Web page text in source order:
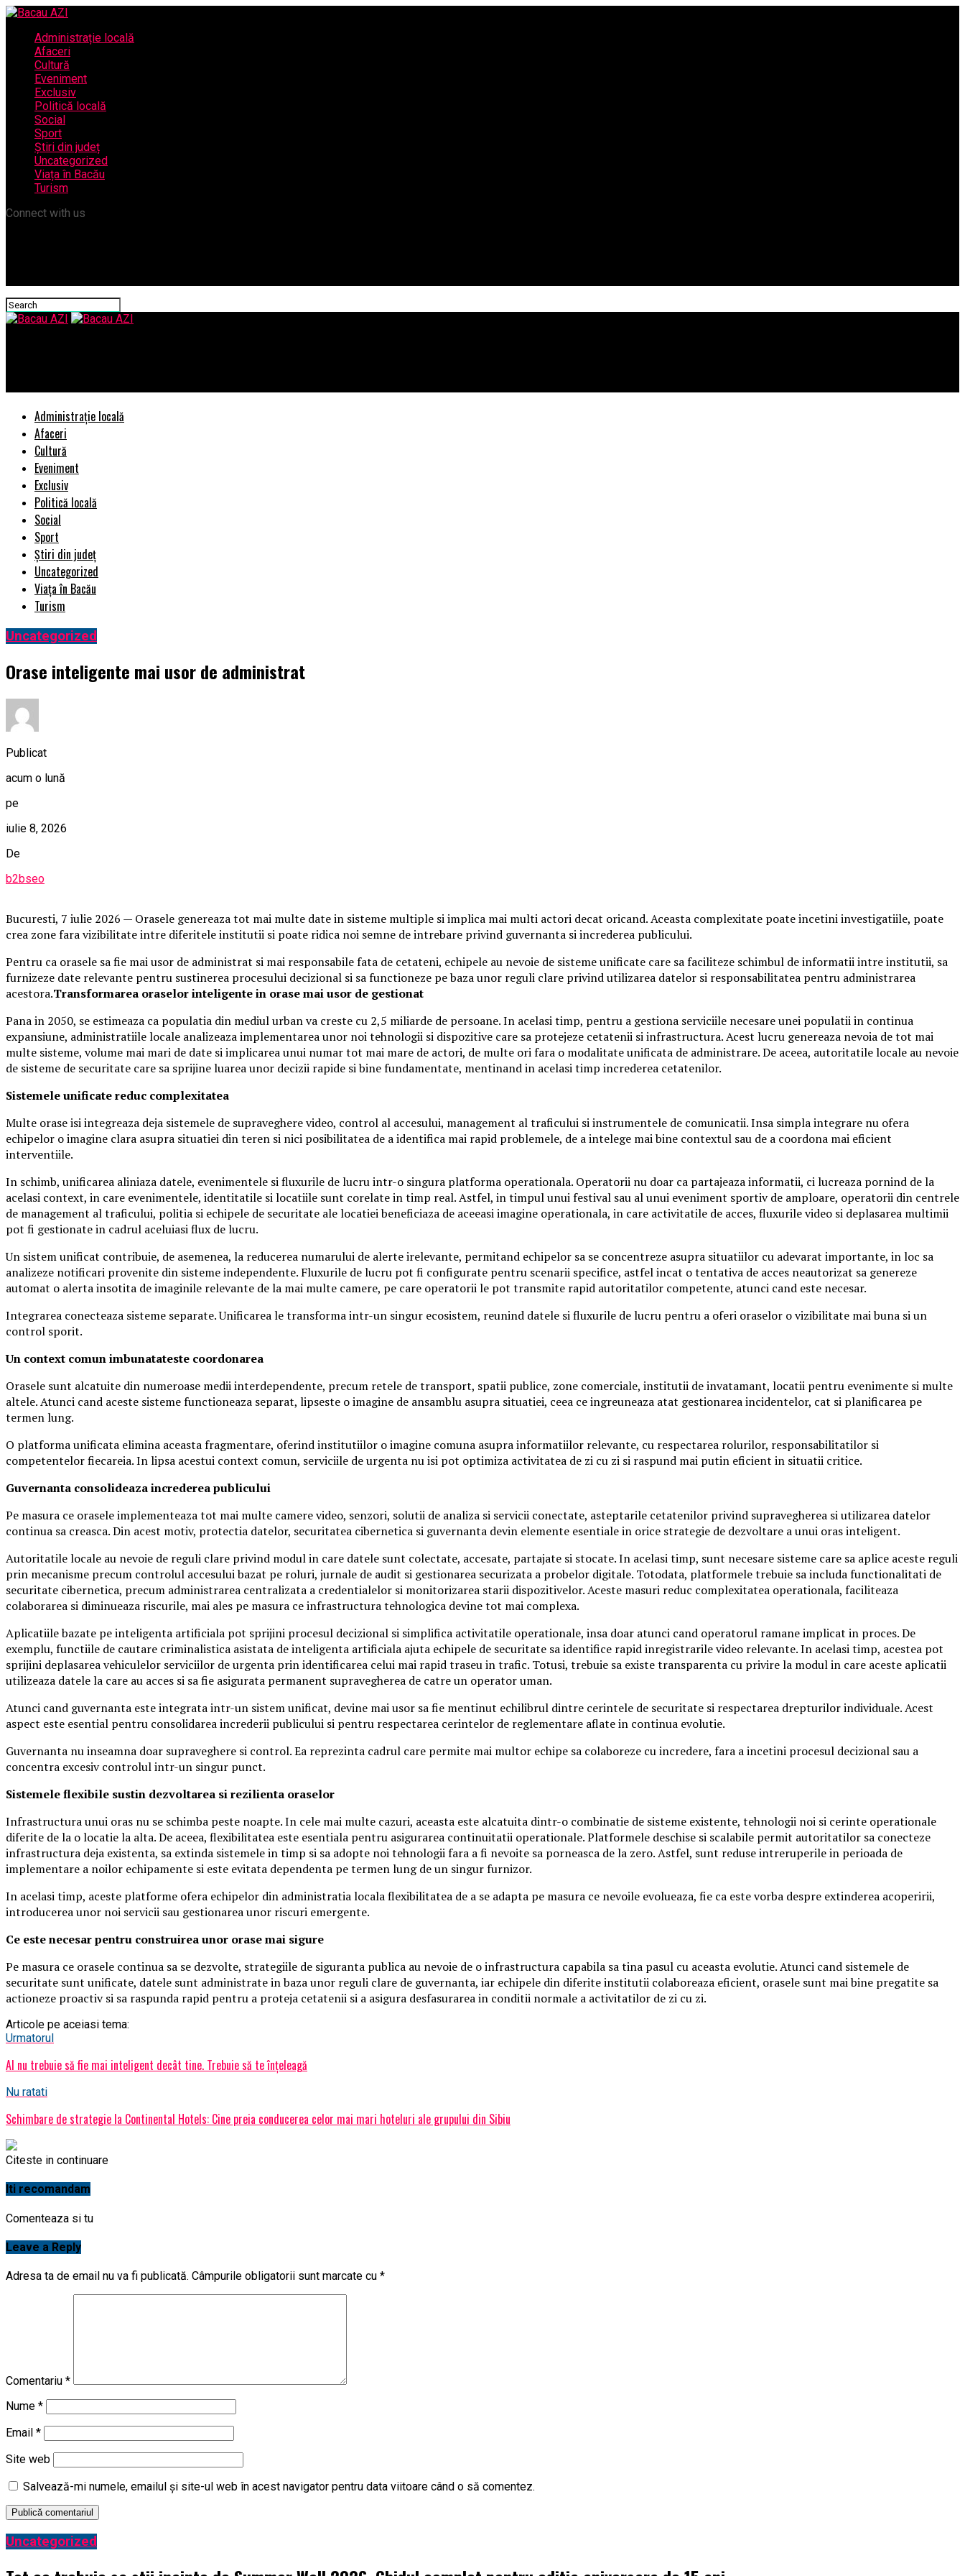
Administrație locală
Afaceri
Cultură
Eveniment
Exclusiv
Politică locală
Social
Sport
Știri din județ
Uncategorized
Viața în Bacău
Turism
Connect with us
Administrație locală
Afaceri
Cultură
Eveniment
Exclusiv
Politică locală
Social
Sport
Știri din județ
Uncategorized
Viața în Bacău
Turism
Uncategorized
Orase inteligente mai usor de administrat
Publicat
acum o lună
pe
iulie 8, 2026
De
b2bseo
Bucuresti, 7 iulie 2026 — Orasele genereaza tot mai multe date in sisteme multiple si implica mai multi actori decat oricand. Aceasta complexitate poate incetini investigatiile, poate
crea zone fara vizibilitate intre diferitele institutii si poate ridica noi semne de intrebare privind guvernanta si increderea publicului.
Pentru ca orasele sa fie mai usor de administrat si mai responsabile fata de cetateni, echipele au nevoie de sisteme unificate care sa faciliteze schimbul de informatii intre institutii, sa
furnizeze date relevante pentru sustinerea procesului decizional si sa functioneze pe baza unor reguli clare privind utilizarea datelor si responsabilitatea pentru administrarea
acestora.Transformarea oraselor inteligente in orase mai usor de gestionat
Pana in 2050, se estimeaza ca populatia din mediul urban va creste cu 2,5 miliarde de persoane. In acelasi timp, pentru a gestiona serviciile necesare unei populatii in continua
expansiune, administratiile locale analizeaza implementarea unor noi tehnologii si dispozitive care sa protejeze cetatenii si infrastructura. Acest lucru genereaza nevoia de tot mai
multe sisteme, volume mai mari de date si implicarea unui numar tot mai mare de actori, de multe ori fara o modalitate unificata de administrare. De aceea, autoritatile locale au nevoie
de sisteme de securitate care sa sprijine luarea unor decizii rapide si bine fundamentate, mentinand in acelasi timp increderea cetatenilor.
Sistemele unificate reduc complexitatea
Multe orase isi integreaza deja sistemele de supraveghere video, control al accesului, management al traficului si instrumentele de comunicatii. Insa simpla integrare nu ofera
echipelor o imagine clara asupra situatiei din teren si nici posibilitatea de a identifica mai rapid problemele, de a intelege mai bine contextul sau de a coordona mai eficient
interventiile.
In schimb, unificarea aliniaza datele, evenimentele si fluxurile de lucru intr-o singura platforma operationala. Operatorii nu doar ca partajeaza informatii, ci lucreaza pornind de la
acelasi context, in care evenimentele, identitatile si locatiile sunt corelate in timp real. Astfel, in timpul unui festival sau al unui eveniment sportiv de amploare, operatorii din centrele
de management al traficului, politia si echipele de securitate ale locatiei beneficiaza de aceeasi imagine operationala, in care activitatile de acces, fluxurile video si deplasarea multimii
pot fi gestionate in cadrul aceluiasi flux de lucru.
Un sistem unificat contribuie, de asemenea, la reducerea numarului de alerte irelevante, permitand echipelor sa se concentreze asupra situatiilor cu adevarat importante, in loc sa
analizeze notificari provenite din sisteme independente. Fluxurile de lucru pot fi configurate pentru scenarii specifice, astfel incat o tentativa de acces neautorizat sa genereze
automat o alerta insotita de imaginile relevante de la mai multe camere, pe care operatorii le pot transmite rapid autoritatilor competente, atunci cand este necesar.
Integrarea conecteaza sisteme separate. Unificarea le transforma intr-un singur ecosistem, reunind datele si fluxurile de lucru pentru a oferi oraselor o vizibilitate mai buna si un
control sporit.
Un context comun imbunatateste coordonarea
Orasele sunt alcatuite din numeroase medii interdependente, precum retele de transport, spatii publice, zone comerciale, institutii de invatamant, locatii pentru evenimente si multe
altele. Atunci cand aceste sisteme functioneaza separat, lipseste o imagine de ansamblu asupra situatiei, ceea ce ingreuneaza atat gestionarea incidentelor, cat si planificarea pe
termen lung.
O platforma unificata elimina aceasta fragmentare, oferind institutiilor o imagine comuna asupra informatiilor relevante, cu respectarea rolurilor, responsabilitatilor si
competentelor fiecareia. In lipsa acestui context comun, serviciile de urgenta nu isi pot optimiza activitatea de zi cu zi si raspund mai putin eficient in situatii critice.
Guvernanta consolideaza increderea publicului
Pe masura ce orasele implementeaza tot mai multe camere video, senzori, solutii de analiza si servicii conectate, asteptarile cetatenilor privind supravegherea si utilizarea datelor
continua sa creasca. Din acest motiv, protectia datelor, securitatea cibernetica si guvernanta devin elemente esentiale in orice strategie de dezvoltare a unui oras inteligent.
Autoritatile locale au nevoie de reguli clare privind modul in care datele sunt colectate, accesate, partajate si stocate. In acelasi timp, sunt necesare sisteme care sa aplice aceste reguli
prin mecanisme precum controlul accesului bazat pe roluri, jurnale de audit si gestionarea securizata a probelor digitale. Totodata, platformele trebuie sa includa functionalitati de
securitate cibernetica, precum administrarea centralizata a credentialelor si monitorizarea starii dispozitivelor. Aceste masuri reduc complexitatea operationala, faciliteaza
colaborarea si diminueaza riscurile, mai ales pe masura ce infrastructura tehnologica devine tot mai complexa.
Aplicatiile bazate pe inteligenta artificiala pot sprijini procesul decizional si simplifica activitatile operationale, insa doar atunci cand operatorul ramane implicat in proces. De
exemplu, functiile de cautare criminalistica asistata de inteligenta artificiala ajuta echipele de securitate sa identifice rapid inregistrarile video relevante. In acelasi timp, acestea pot
sprijini deplasarea vehiculelor serviciilor de urgenta prin identificarea celui mai rapid traseu in trafic. Totusi, trebuie sa existe transparenta cu privire la modul in care aceste aplicatii
utilizeaza datele la care au acces si sa fie asigurata permanent supravegherea de catre un operator uman.
Atunci cand guvernanta este integrata intr-un sistem unificat, devine mai usor sa fie mentinut echilibrul dintre cerintele de securitate si respectarea drepturilor individuale. Acest
aspect este esential pentru consolidarea increderii publicului si pentru respectarea cerintelor de reglementare aflate in continua evolutie.
Guvernanta nu inseamna doar supraveghere si control. Ea reprezinta cadrul care permite mai multor echipe sa colaboreze cu incredere, fara a incetini procesul decizional sau a
concentra excesiv controlul intr-un singur punct.
Sistemele flexibile sustin dezvoltarea si rezilienta oraselor
Infrastructura unui oras nu se schimba peste noapte. In cele mai multe cazuri, aceasta este alcatuita dintr-o combinatie de sisteme existente, tehnologii noi si cerinte operationale
diferite de la o locatie la alta. De aceea, flexibilitatea este esentiala pentru asigurarea continuitatii operationale. Platformele deschise si scalabile permit autoritatilor sa conecteze
infrastructura deja existenta, sa extinda sistemele in timp si sa adopte noi tehnologii fara a fi nevoite sa porneasca de la zero. Astfel, sunt reduse intreruperile in perioada de
implementare a noilor echipamente si este evitata dependenta pe termen lung de un singur furnizor.
In acelasi timp, aceste platforme ofera echipelor din administratia locala flexibilitatea de a se adapta pe masura ce nevoile evolueaza, fie ca este vorba despre extinderea acoperirii,
introducerea unor noi servicii sau gestionarea unor riscuri emergente.
Ce este necesar pentru construirea unor orase mai sigure
Pe masura ce orasele continua sa se dezvolte, strategiile de siguranta publica au nevoie de o infrastructura capabila sa tina pasul cu aceasta evolutie. Atunci cand sistemele de
securitate sunt unificate, datele sunt administrate in baza unor reguli clare de guvernanta, iar echipele din diferite institutii colaboreaza eficient, orasele sunt mai bine pregatite sa
actioneze proactiv si sa raspunda rapid pentru a proteja cetatenii si a asigura desfasurarea in conditii normale a activitatilor de zi cu zi.
Articole pe aceiasi tema:
Urmatorul
AI nu trebuie să fie mai inteligent decât tine. Trebuie să te înțeleagă
Nu ratati
Schimbare de strategie la Continental Hotels: Cine preia conducerea celor mai mari hoteluri ale grupului din Sibiu
Citeste in continuare
Iti recomandam
Comenteaza si tu
Leave a Reply
Adresa ta de email nu va fi publicată. Câmpurile obligatorii sunt marcate cu *
Comentariu *
Nume *
Email *
Site web
Salvează-mi numele, emailul și site-ul web în acest navigator pentru data viitoare când o să comentez.
Uncategorized